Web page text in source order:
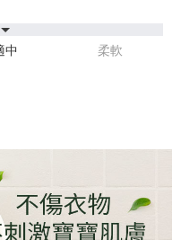
中 柔軟